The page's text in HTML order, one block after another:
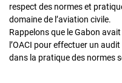
respect des normes et
domaine de l’aviation civile.
Rappelons que le Gabon
l’OACI pour effectuer un
dans la pratique des normes